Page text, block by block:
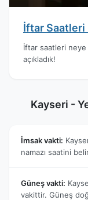
İftar Saatleri
İftar saatleri
açıkladık!
Kayseri -
İmsak vakti:
namazı saatini
Güneş vakti:
vakittir. Güneş